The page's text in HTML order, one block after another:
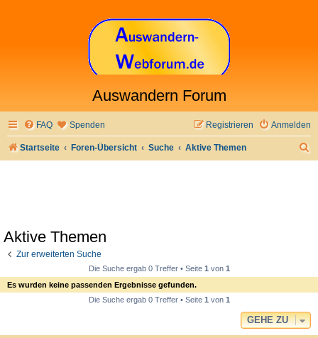
Auswandern Forum
FAQ Spenden Anmelden
Registrieren
Startseite Foren-Übersicht Suche Aktive Themen
Aktive Themen
Zur erweiterten Suche
Die Suche ergab 0 Treffer • Seite 1von 1
Es wurden keine passenden Ergebnisse gefunden.
Die Suche ergab 0 Treffer • Seite 1von 1
GEHE ZU